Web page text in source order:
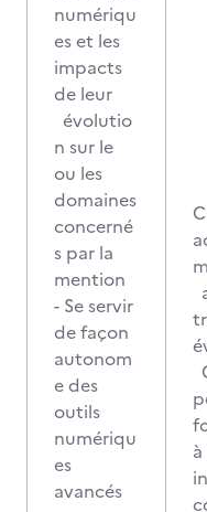
numériqu
es et les
impacts
de leur
évolutio
n sur le
ou les
domaines
concerné
s par la
mention
- Se servir
de façon
autonom
e des
outils
numériqu
es
avancés